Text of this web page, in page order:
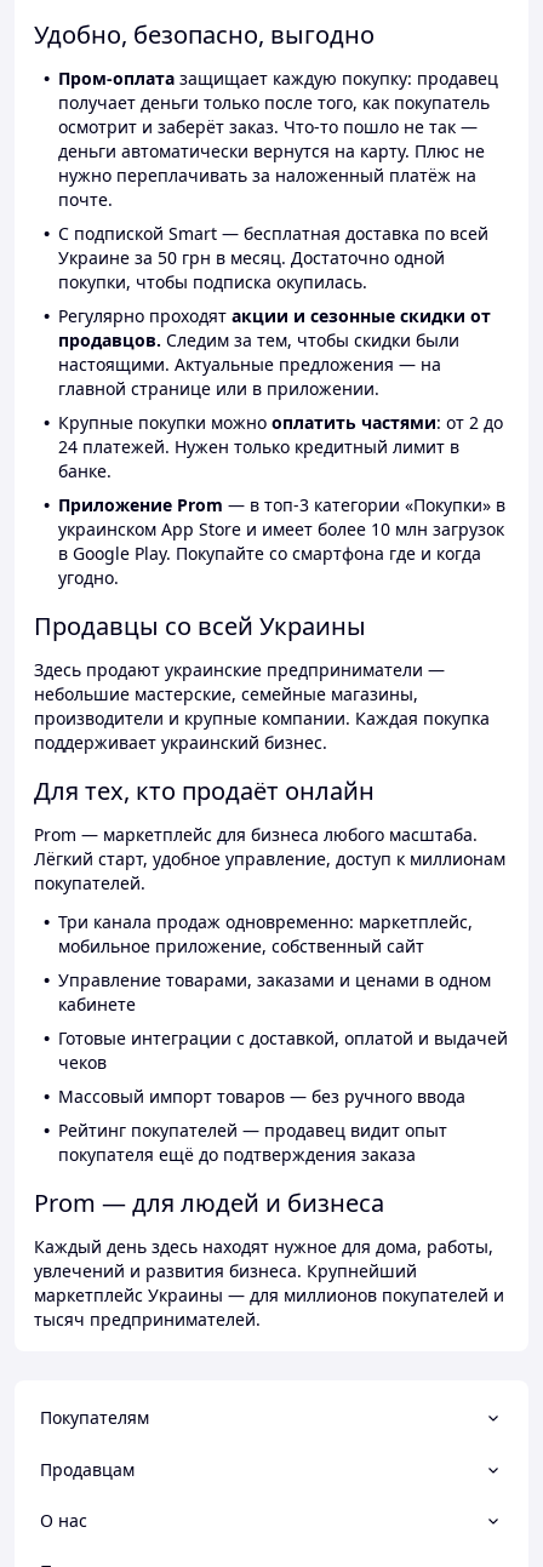
Удобно, безопасно, выгодно
Пром-оплата защищает каждую покупку: продавец
получает деньги только после того, как покупатель
осмотрит и заберёт заказ. Что-то пошло не так —
деньги автоматически вернутся на карту. Плюс не
нужно переплачивать за наложенный платёж на
почте.
С подпиской Smart — бесплатная доставка по всей
Украине за 50 грн в месяц. Достаточно одной
покупки, чтобы подписка окупилась.
Регулярно проходят акции и сезонные скидки от
продавцов. Следим за тем, чтобы скидки были
настоящими. Актуальные предложения — на
главной странице или в приложении.
Крупные покупки можно оплатить частями: от 2 до
24 платежей. Нужен только кредитный лимит в
банке.
Приложение Prom — в топ-3 категории «Покупки» в
украинском App Store и имеет более 10 млн загрузок
в Google Play. Покупайте со смартфона где и когда
угодно.
Продавцы со всей Украины
Здесь продают украинские предприниматели —
небольшие мастерские, семейные магазины,
производители и крупные компании. Каждая покупка
поддерживает украинский бизнес.
Для тех, кто продаёт онлайн
Prom — маркетплейс для бизнеса любого масштаба.
Лёгкий старт, удобное управление, доступ к миллионам
покупателей.
Три канала продаж одновременно: маркетплейс,
мобильное приложение, собственный сайт
Управление товарами, заказами и ценами в одном
кабинете
Готовые интеграции с доставкой, оплатой и выдачей
чеков
Массовый импорт товаров — без ручного ввода
Рейтинг покупателей — продавец видит опыт
покупателя ещё до подтверждения заказа
Prom — для людей и бизнеса
Каждый день здесь находят нужное для дома, работы,
увлечений и развития бизнеса. Крупнейший
маркетплейс Украины — для миллионов покупателей и
тысяч предпринимателей.
Покупателям
Продавцам
О нас